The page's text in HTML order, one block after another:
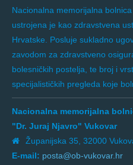
Nacionalna memorijalna
ustrojena je kao zdravstvena
Hrvatske. Posluje sukladno
zavodom za zdravstveno
bolesničkih postelja, te broj i
specijalističkih pregleda koje
Nacionalna memorijalna
"Dr. Juraj Njavro" Vukovar
Županijska 35, 32000
E-mail: posta@ob-vukovar.hr